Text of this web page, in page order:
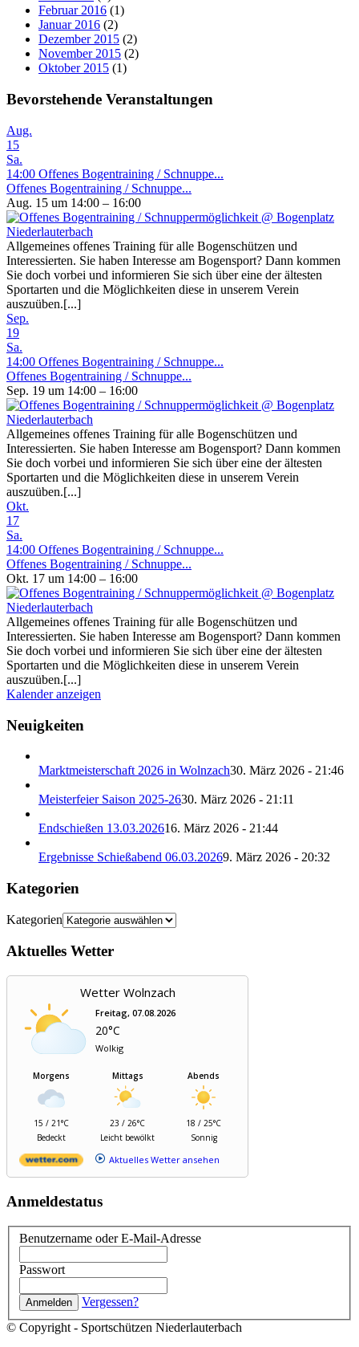
Februar 2016 (1)
Januar 2016 (2)
Dezember 2015 (2)
November 2015 (2)
Oktober 2015 (1)
Bevorstehende Veranstaltungen
Aug.
15
Sa.
14:00 Offenes Bogentraining / Schnuppe...
Offenes Bogentraining / Schnuppe...
Aug. 15 um 14:00 – 16:00
Allgemeines offenes Training für alle Bogenschützen und
Interessierten. Sie haben Interesse am Bogensport? Dann kommen
Sie doch vorbei und informieren Sie sich über eine der ältesten
Sportarten und die Möglichkeiten diese in unserem Verein
auszuüben.[...]
Sep.
19
Sa.
14:00 Offenes Bogentraining / Schnuppe...
Offenes Bogentraining / Schnuppe...
Sep. 19 um 14:00 – 16:00
Allgemeines offenes Training für alle Bogenschützen und
Interessierten. Sie haben Interesse am Bogensport? Dann kommen
Sie doch vorbei und informieren Sie sich über eine der ältesten
Sportarten und die Möglichkeiten diese in unserem Verein
auszuüben.[...]
Okt.
17
Sa.
14:00 Offenes Bogentraining / Schnuppe...
Offenes Bogentraining / Schnuppe...
Okt. 17 um 14:00 – 16:00
Allgemeines offenes Training für alle Bogenschützen und
Interessierten. Sie haben Interesse am Bogensport? Dann kommen
Sie doch vorbei und informieren Sie sich über eine der ältesten
Sportarten und die Möglichkeiten diese in unserem Verein
auszuüben.[...]
Kalender anzeigen
Neuigkeiten
Marktmeisterschaft 2026 in Wolnzach30. März 2026 - 21:46
Meisterfeier Saison 2025-2630. März 2026 - 21:11
Endschießen 13.03.202616. März 2026 - 21:44
Ergebnisse Schießabend 06.03.20269. März 2026 - 20:32
Kategorien
Kategorien
Aktuelles Wetter
Wetter Wolnzach
Freitag, 07.08.2026
20°C
Wolkig
Morgens
15 / 21°C
Bedeckt
Mittags
23 / 26°C
Leicht bewölkt
Abends
18 / 25°C
Sonnig
Aktuelles Wetter ansehen
Anmeldestatus
Benutzername oder E-Mail-Adresse
Passwort
Vergessen?
© Copyright - Sportschützen Niederlauterbach